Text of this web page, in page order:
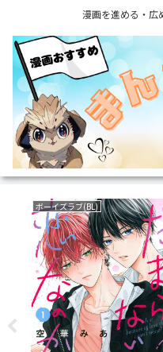
漫画を進める・広
ボーイズラブ(BL)